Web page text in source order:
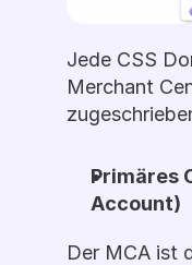
Jede CSS
Merchant
Primäres
Account)
Der MCA ist